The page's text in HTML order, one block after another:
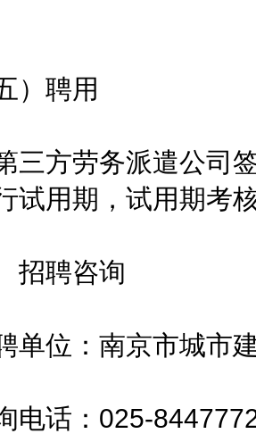
聘用
方劳务派遣公司签
试用期，试用期考
聘咨询
位：南京市城市
话：025-